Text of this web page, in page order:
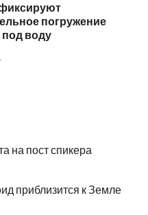
погружение
воду
на пост спикера
приблизится к Земле